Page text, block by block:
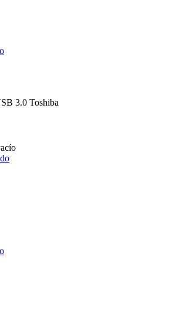
3.0 Toshiba